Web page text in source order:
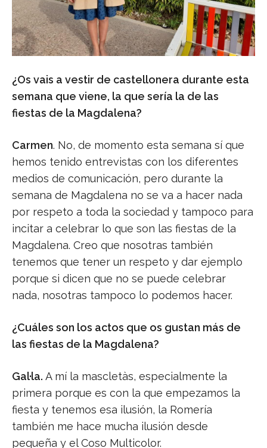
¿Os vais a vestir de castellonera durante esta
semana que viene, la que sería la de las
fiestas de la Magdalena?
Carmen. No, de momento esta semana sí que
hemos tenido entrevistas con los diferentes
medios de comunicación, pero durante la
semana de Magdalena no se va a hacer nada
por respeto a toda la sociedad y tampoco para
incitar a celebrar lo que son las fiestas de la
Magdalena. Creo que nosotras también
tenemos que tener un respeto y dar ejemplo
porque si dicen que no se puede celebrar
nada, nosotras tampoco lo podemos hacer.
¿Cuáles son los actos que os gustan más de
las fiestas de la Magdalena?
Gal·la. A mí la mascletàs, especialmente la
primera porque es con la que empezamos la
fiesta y tenemos esa ilusión, la Romería
también me hace mucha ilusión desde
pequeña y el Coso Multicolor.